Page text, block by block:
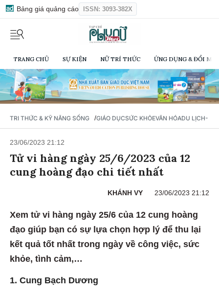
Bảng giá quảng cáo ISSN: 3093-382X
TRANG CHỦ SỰ KIỆN NỮ TRÍ THỨC ỨNG DỤNG & ĐỔI
TRI THỨC & KỸ NĂNG SỐNG /GIÁO DỤCSỨC KHỎEVĂN HÓADU LỊCH-
23/06/2023 21:12
Tử vi hàng ngày 25/6/2023 của 12
cung hoàng đạo chi tiết nhất
KHÁNH VY 23/06/2023 21:12
Xem tử vi hàng ngày 25/6 của 12 cung hoàng
đạo giúp bạn có sự lựa chọn hợp lý để thu lại
kết quả tốt nhất trong ngày về công việc, sức
khỏe, tình cảm,…
1. Cung Bạch Dương